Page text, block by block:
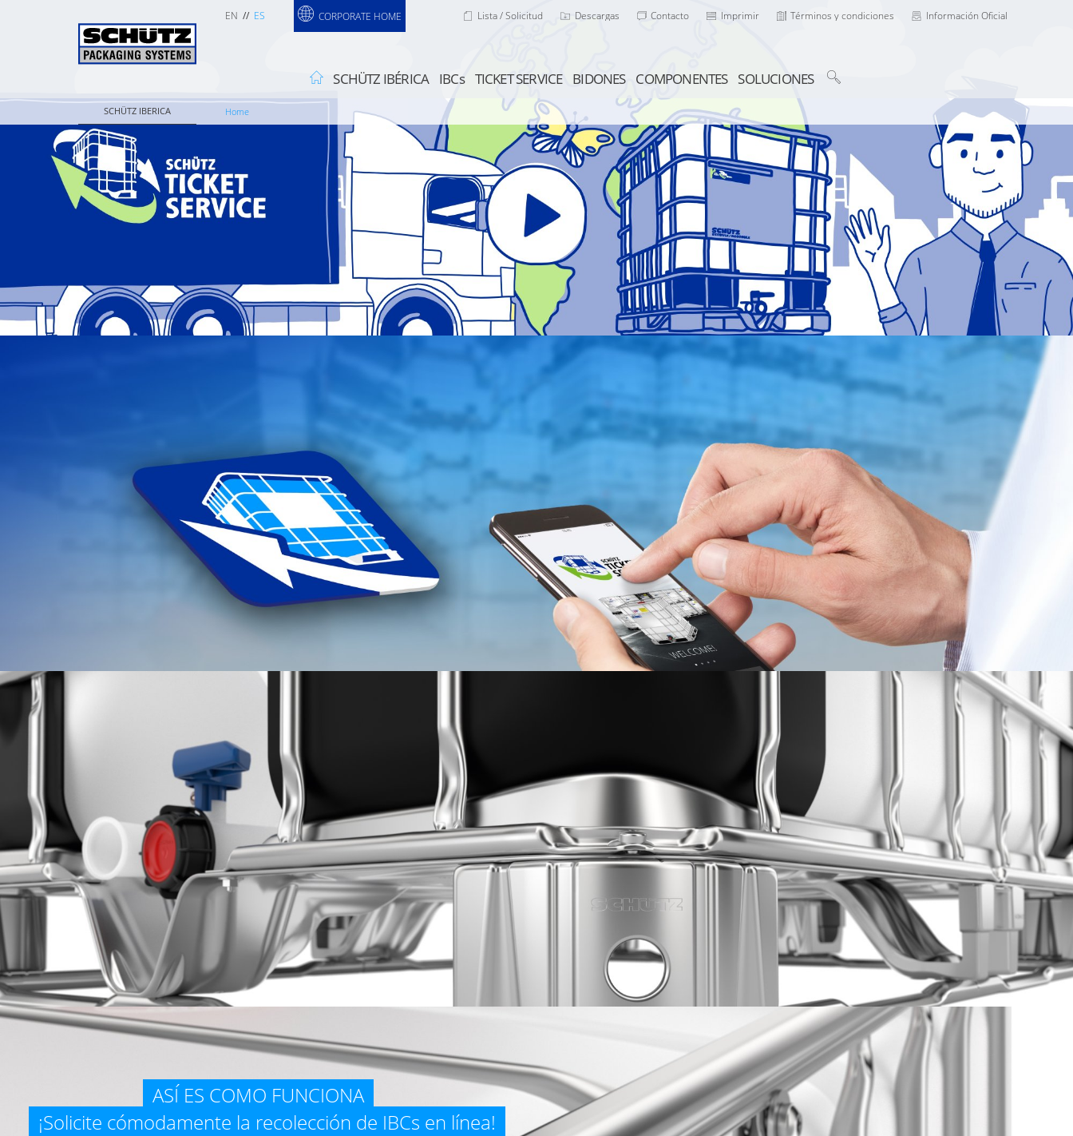
Lista / Solicitud Descargas Contacto Imprimir Términos y condiciones Información Oficial
EN ES CORPORATE HOME
SCHÜTZ IBÉRICA IBCs TICKET SERVICE BIDONES COMPONENTES SOLUCIONES
SCHÜTZ IBERICA Home
ASÍ ES COMO FUNCIONA
¡Solicite cómodamente la recolección de IBCs en línea!